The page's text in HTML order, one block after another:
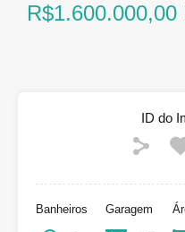
ID do
Banheiros Garagem